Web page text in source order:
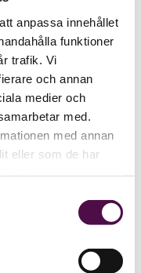
anpassa innehållet
funktioner
trafik. Vi
och annan
medier och
med.
med annan
eller som de har